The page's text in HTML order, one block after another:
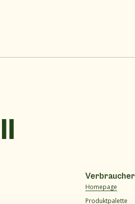
Verbraucher
Homepage
Produktpalette